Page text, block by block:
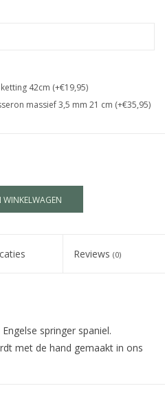
42cm (+€19,95)
massief 3,5 mm 21 cm (+€35,95)
Reviews (0)
springer spaniel.
met de hand gemaakt in ons